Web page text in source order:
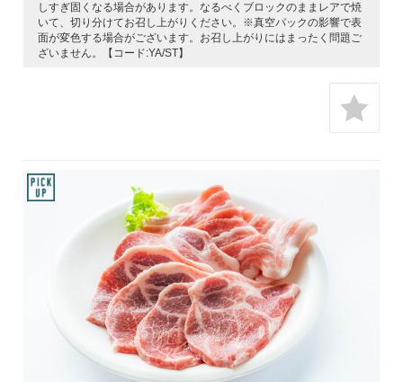
しすぎ固くなる場合があります。なるべくブロックのままレアで焼
いて、切り分けてお召し上がりください。※真空パックの影響で表
面が変色する場合がございます。お召し上がりにはまったく問題ご
ざいません。【コード:YA/ST】